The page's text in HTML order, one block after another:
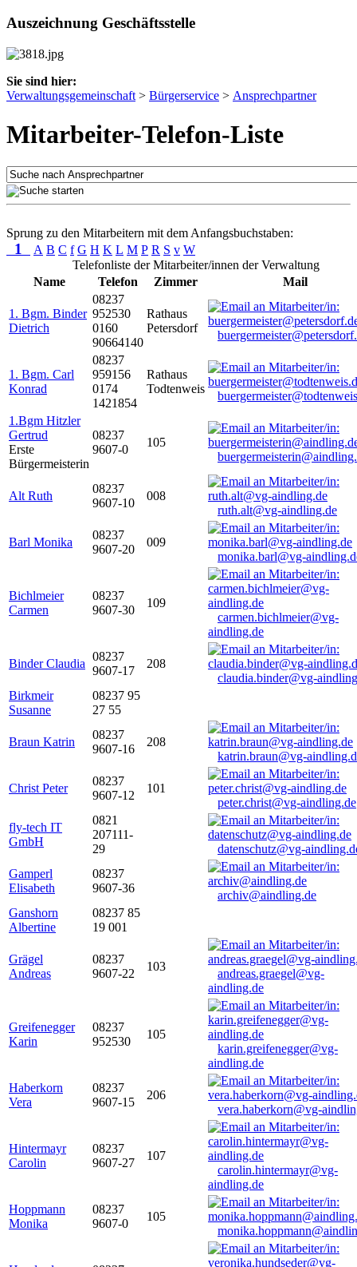
Auszeichnung Geschäftsstelle
Sie sind hier:
Verwaltungsgemeinschaft > Bürgerservice > Ansprechpartner
Mitarbeiter-Telefon-Liste
Sprung zu den Mitarbeitern mit dem Anfangsbuchstaben:
1 A B C f G H K L M P R S v W
Telefonliste der Mitarbeiter/innen der Verwaltung
Name
Telefon Zimmer Mail
1. Bgm. Binder
Dietrich
08237
952530
0160
90664140
Rathaus
Petersdorf
1. Bgm. Carl
Konrad
08237
959156
0174
1421854
Rathaus
Todtenweis
1.Bgm Hitzler
Gertrud
Erste
Bürgermeisterin
08237
9607-0
105
Alt Ruth
08237
9607-10
008
ruth.alt@vg-aindling.de
Barl Monika
08237
9607-20
009
monika.barl@vg-
Bichlmeier
Carmen
08237
9607-30
109
carmen.bichlmeier@vg-
aindling.de
Binder Claudia
08237
9607-17
208
claudia.binder@vg-
Birkmeir
Susanne
08237 95
27 55
Braun Katrin
08237
9607-16
208
katrin.braun@vg-
Christ Peter
08237
9607-12
101
peter.christ@vg-aindling.de
fly-tech IT
GmbH
0821
207111-
29
datenschutz@vg-
Gamperl
Elisabeth
08237
9607-36
archiv@aindling.de
Ganshorn
Albertine
08237 85
19 001
Grägel
Andreas
08237
9607-22
103
andreas.graegel@vg-
aindling.de
Greifenegger
Karin
08237
952530
105
karin.greifenegger@vg-
aindling.de
Haberkorn
Vera
08237
9607-15
206
vera.haberkorn@vg-
Hintermayr
Carolin
08237
9607-27
107
carolin.hintermayr@vg-
aindling.de
Hoppmann
Monika
08237
9607-0
105